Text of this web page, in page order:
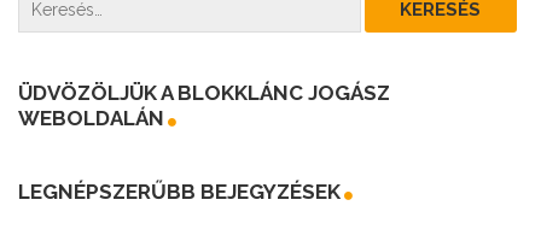
ÜDVÖZÖLJÜK A BLOKKLÁNC JOGÁSZ
WEBOLDALÁN
LEGNÉPSZERŰBB BEJEGYZÉSEK